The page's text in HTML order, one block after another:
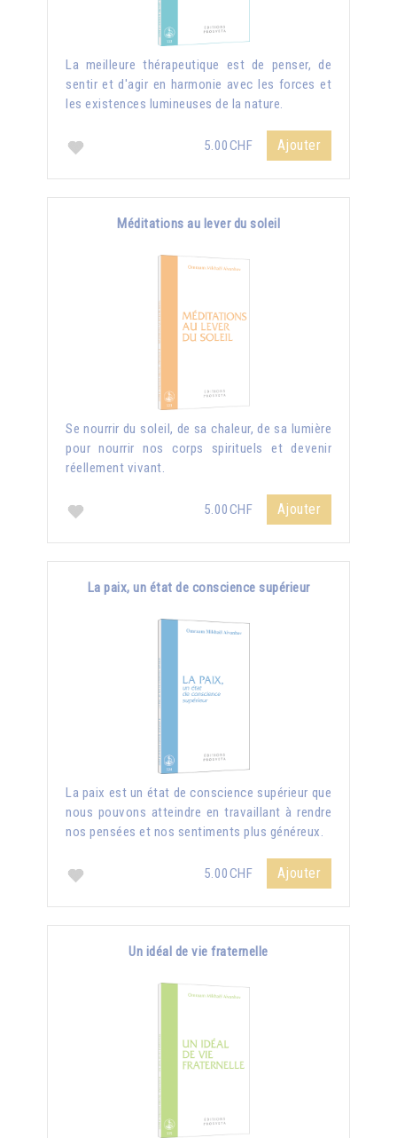
La meilleure thérapeutique est de penser, de
sentir et d'agir en harmonie avec les forces et
les existences lumineuses de la nature.
5.00CHF Ajouter
Méditations au lever du soleil
Se nourrir du soleil, de sa chaleur, de sa lumière
pour nourrir nos corps spirituels et devenir
réellement vivant.
5.00CHF Ajouter
La paix, un état de conscience supérieur
La paix est un état de conscience supérieur que
nous pouvons atteindre en travaillant à rendre
nos pensées et nos sentiments plus généreux.
5.00CHF Ajouter
Un idéal de vie fraternelle